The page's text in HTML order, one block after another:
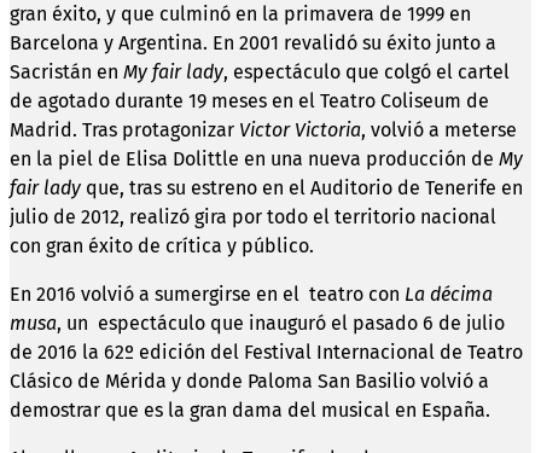
gran éxito, y que culminó en la primavera de 1999 en
Barcelona y Argentina. En 2001 revalidó su éxito junto a
Sacristán en My fair lady, espectáculo que colgó el cartel
de agotado durante 19 meses en el Teatro Coliseum de
Madrid. Tras protagonizar Victor Victoria, volvió a meterse
en la piel de Elisa Dolittle en una nueva producción de My
fair lady que, tras su estreno en el Auditorio de Tenerife en
julio de 2012, realizó gira por todo el territorio nacional
con gran éxito de crítica y público.
En 2016 volvió a sumergirse en el teatro con La décima
musa, un espectáculo que inauguró el pasado 6 de julio
de 2016 la 62º edición del Festival Internacional de Teatro
Clásico de Mérida y donde Paloma San Basilio volvió a
demostrar que es la gran dama del musical en España.